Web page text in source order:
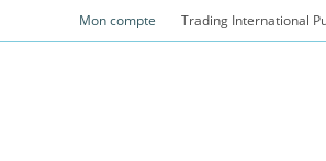
to
Mon compte Trading International